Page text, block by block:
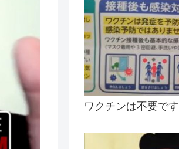
ワクチンは不要です